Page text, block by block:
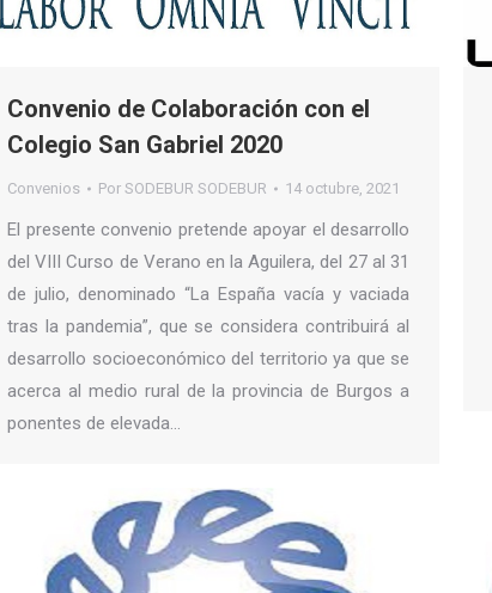
Convenio de Colaboración con el
Colegio San Gabriel 2020
Convenios Por SODEBUR SODEBUR 14 octubre, 2021
El presente convenio pretende apoyar el desarrollo
del VIII Curso de Verano en la Aguilera, del 27 al 31
de julio, denominado “La España vacía y vaciada
tras la pandemia”, que se considera contribuirá al
desarrollo socioeconómico del territorio ya que se
acerca al medio rural de la provincia de Burgos a
ponentes de elevada…